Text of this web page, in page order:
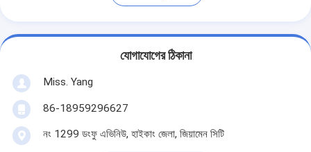
যোগাযোগের ঠিকানা
Miss. Yang
86-18959296627
নং 1299 ডংফু এভিনিউ, হাইকাং জেলা, জিয়ামেন সিটি